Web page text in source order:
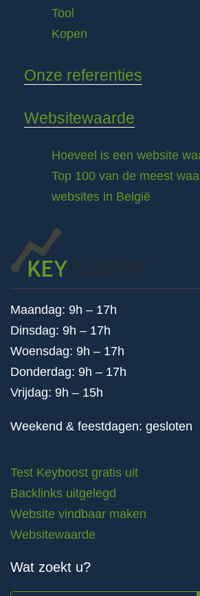
Tool
Kopen
Onze referenties
Websitewaarde
Hoeveel is een website
Top 100 van de meest
websites in België
Maandag: 9h – 17h
Dinsdag: 9h – 17h
Woensdag: 9h – 17h
Donderdag: 9h – 17h
Vrijdag: 9h – 15h
Weekend & feestdagen: gesloten
Test Keyboost gratis uit
Backlinks uitgelegd
Website vindbaar maken
Websitewaarde
Wat zoekt u?